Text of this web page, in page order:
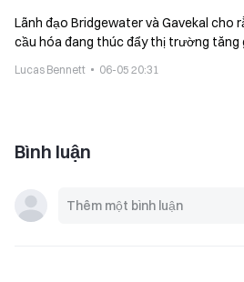
Lãnh đạo Bridgewater và Gavekal cho
cầu hóa đang thúc đẩy thị trường tăng
Lucas Bennett 06-05 20:31
Bình luận